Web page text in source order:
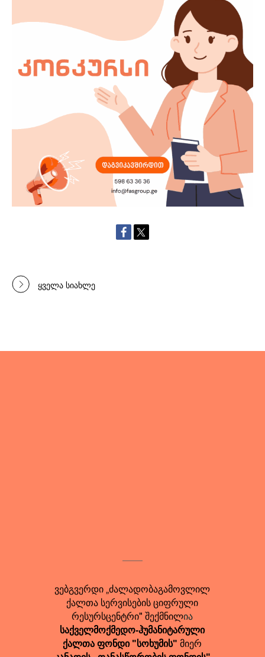
ყველა სიახლე
ვებგვერდი „ძალადობაგამოვლილ
ქალთა სერვისების ციფრული
რესურსცენტრი" შექმნილია
საქველმოქმედო-ჰუმანიტარული
ქალთა ფონდი "სოხუმის" მიერ